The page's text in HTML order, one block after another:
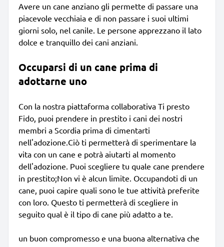
Avere un cane anziano gli permette di passare una
piacevole vecchiaia e di non passare i suoi ultimi
giorni solo, nel canile. Le persone apprezzano il lato
dolce e tranquillo dei cani anziani.
Occuparsi di un cane prima di
adottarne uno
Con la nostra piattaforma collaborativa Ti presto
Fido, puoi prendere in prestito i cani dei nostri
membri a Scordia prima di cimentarti
nell'adozione.Ciò ti permetterà di sperimentare la
vita con un cane e potrà aiutarti al momento
dell'adozione. Puoi scegliere tu quale cane prendere
in prestito;Non vi è alcun limite. Occupandoti di un
cane, puoi capire quali sono le tue attività preferite
con loro. Questo ti permetterà di scegliere in
seguito qual è il tipo di cane più adatto a te.
un buon compromesso e una buona alternativa che